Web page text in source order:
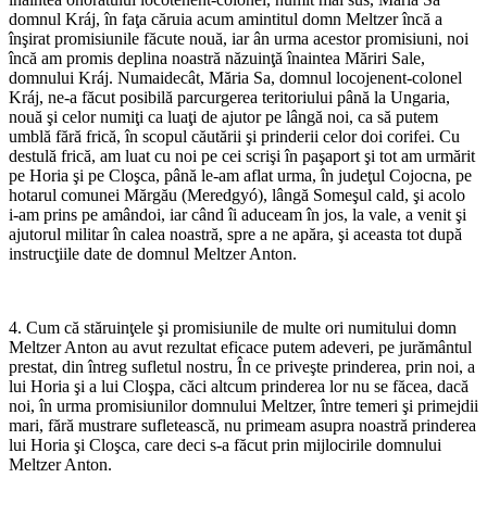
domnul Kráj, în faţa căruia acum amintitul domn Meltzer încă a
înşirat promisiunile făcute nouă, iar ân urma acestor promisiuni, noi
încă am promis deplina noastră năzuinţă înaintea Măriri Sale,
domnului Kráj. Numaidecât, Măria Sa, domnul locojenent-colonel
Kráj, ne-a făcut po­sibilă parcurgerea teritoriului până la Ungaria,
nouă şi celor numiţi ca luaţi de ajutor pe lângă noi, ca să putem
umblă fără frică, în scopul căutării şi prinderii celor doi corifei. Cu
destulă frică, am luat cu noi pe cei scrişi în paşaport şi tot am urmărit
pe Horia şi pe Cloşca, până le-am aflat urma, în judeţul Cojocna, pe
hotarul comunei Mărgău (Meredgyó), lângă Someşul cald, şi acolo
i-am prins pe amândoi, iar când îi aduceam în jos, la vale, a venit şi
ajutorul militar în calea noastră, spre a ne apăra, şi aceasta tot după
instrucţiile date de domnul Meltzer Anton.
4. Cum că stăruinţele şi promisiunile de multe ori numi­tului domn
Meltzer Anton au avut rezultat eficace putem ade­veri, pe jurământul
prestat, din întreg sufletul nostru, În ce pri­veşte prinderea, prin noi, a
lui Horia şi a lui Cloşpa, căci altcum prinderea lor nu se făcea, dacă
noi, în urma promisiunilor domnului Meltzer, între temeri şi primejdii
mari, fără mustrare sufletească, nu primeam asupra noastră prinderea
lui Horia şi Cloşca, care deci s-a făcut prin mijlocirile domnului
Meltzer Anton.